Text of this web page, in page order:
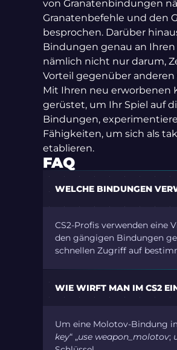
von Granatenbindungen
Granatenbefehle und den
besprochen. Darüber
Bindungen genau an Ihren
nämlich nicht nur darum,
Vorteil gegenüber anderen
Mit Ihren neu erworbenen
gerüstet, um Ihr Spiel auf
Bindungen,
Fähigkeiten, um sich als
etablieren.
FAQ
WELCHE BINDUNGEN
CS2-Profis verwenden eine
den gängigen Bindungen
schnellen Zugriff auf
WIE WIRFT MAN IM CS2
Um eine Molotov-Bindung
key“ „use weapon_molotov;